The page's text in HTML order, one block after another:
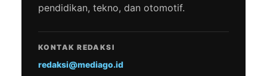
pendidikan, tekno, dan otomotif.
KONTAK REDAKSI
redaksi@mediago.id